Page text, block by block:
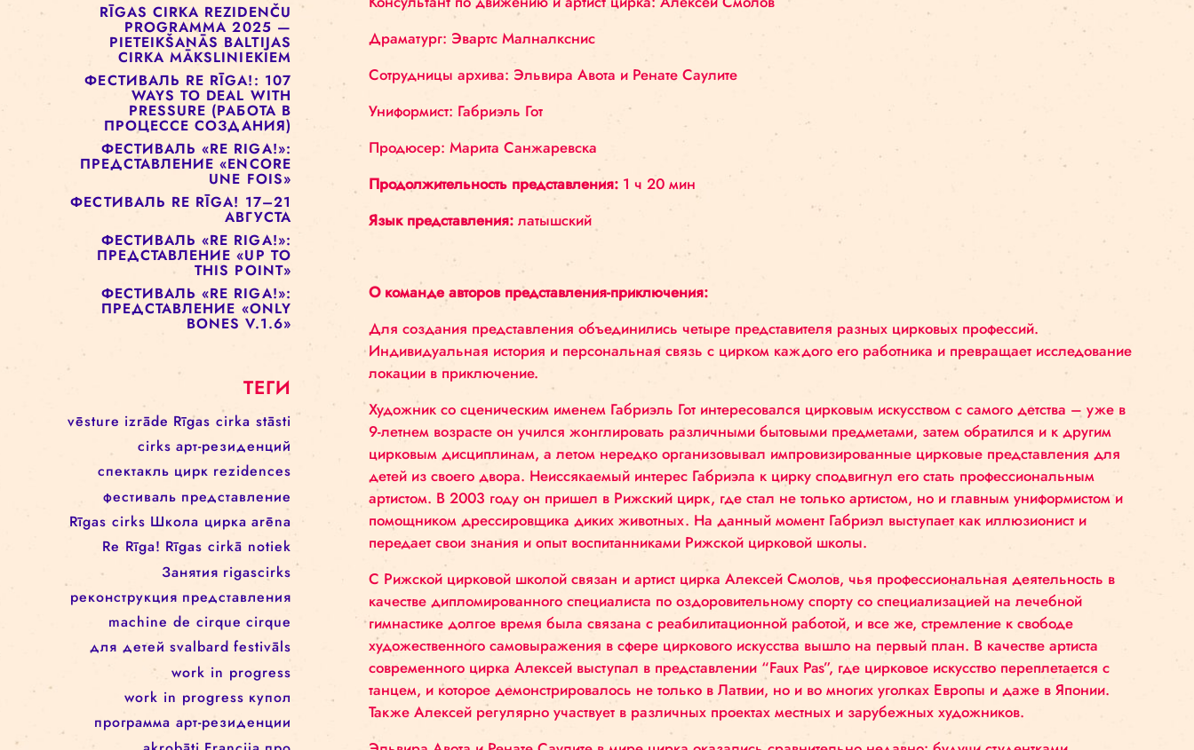
OPEN CALL: RADOŠĀ
RIGINGA* DARBNĪCA AR
SĀRU ROMBAUTU (28.09.–
02.10.)
AUKSTĀS LEDENES. CIRKA
ZIEMASSVĒTKI VISAI ĢIMENEI
RĪGAS CIRKA REZIDENČU
PROGRAMMA 2025 —
PIETEIKŠANĀS BALTIJAS
CIRKA MĀKSLINIEKIEM
ФЕСТИВАЛЬ RE RĪGA!: 107
WAYS TO DEAL WITH
PRESSURE (РАБОТА В
ПРОЦЕССЕ СОЗДАНИЯ)
ФЕСТИВАЛЬ «RE RIGA!»:
ПРЕДСТАВЛЕНИЕ «ENCORE
UNE FOIS»
ФЕСТИВАЛЬ RE RĪGA! 17–21
ФЕСТИВАЛЬ «RE RIGA!»:
ПРЕДСТАВЛЕНИЕ «UP TO
THIS POINT»
ФЕСТИВАЛЬ «RE RIGA!»:
ПРЕДСТАВЛЕНИЕ «ONLY
BONES V.1.6»
ТЕГИ
vēsture izrāde Rīgas cirka stāsti
cirks арт-резиденций
спектакль цирк rezidences
фестиваль представление
Rīgas cirks Школа цирка arēna
Re Rīga! Rīgas cirkā notiek
Команда авторов представления:
Консультант по движению и артист цирка: Алексей Смолов
Драматург: Эвартс Малналкснис
Сотрудницы архива: Эльвира Авота и Ренате Саулите
Продюсер: Марита Санжаревска
Продолжительность представления:1 ч 20 мин
Язык представления:латышский
О команде авторов представления-приключения:
Для создания представления объединились четыре представителя разных цирковых профессий.
Индивидуальная история и персональная связь с цирком каждого его работника и превращает
локации в приключение.
Художник со сценическим именем Габриэль Гот интересовался цирковым искусством с самого
9-летнем возрасте он учился жонглировать различными бытовыми предметами, затем обратился и
цирковым дисциплинам, а летом нередко организовывал импровизированные цирковые
детей из своего двора. Неиссякаемый интерес Габриэла к цирку сподвигнул его стать
артистом. В 2003 году он пришел в Рижский цирк, где стал не только артистом, но и главным
помощником дрессировщика диких животных. На данный момент Габриэл выступает как
передает свои знания и опыт воспитанниками Рижской цирковой школы.